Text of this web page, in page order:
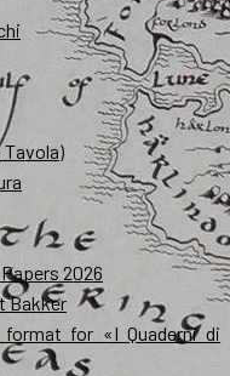
Tavola)
2026
Bakker
for «I Quaderni di